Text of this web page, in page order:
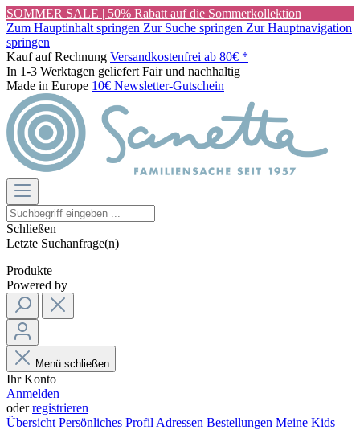
SOMMER SALE | 50% Rabatt auf die Sommerkollektion
Zum Hauptinhalt springen Zur Suche springen Zur Hauptnavigation
springen
Kauf auf Rechnung Versandkostenfrei ab 80€ *
In 1-3 Werktagen geliefert Fair und nachhaltig
Made in Europe 10€ Newsletter-Gutschein
Schließen
Letzte Suchanfrage(n)
Produkte
Powered by
Menü schließen
Ihr Konto
Anmelden
oderregistrieren
Übersicht Persönliches Profil Adressen Bestellungen Meine Kids